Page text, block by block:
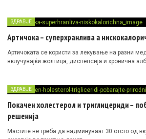
ЗДРАВЈЕ
Артичока – суперхранлива а
Артичоката се користи за лекување на разни
вклучувајќи жолтица, диспепсија и хронична
ЗДРАВЈЕ
Покачен холестерол и триглицериди –
решенија
Мастите не треба да надминуваат 30 отсто од